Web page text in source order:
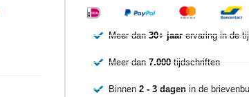
Meer dan30+ jaar ervaring in de
Meer dan7.000 tijdschriften
Binnen2 - 3 dagen in de